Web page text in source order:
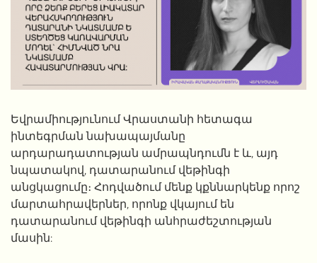
Եվրամիությունում Վրաստանի հետագա
ինտեգրման նախապայմանը
արդարադատության ամրապնդումն է և, այդ
նպատակով, դատարանում վեթինգի
անցկացումը։ Հոդվածում մենք կքննարկենք որոշ
մարտահրավերներ, որոնք վկայում են
դատարանում վեթինգի անհրաժեշտության
մասին: